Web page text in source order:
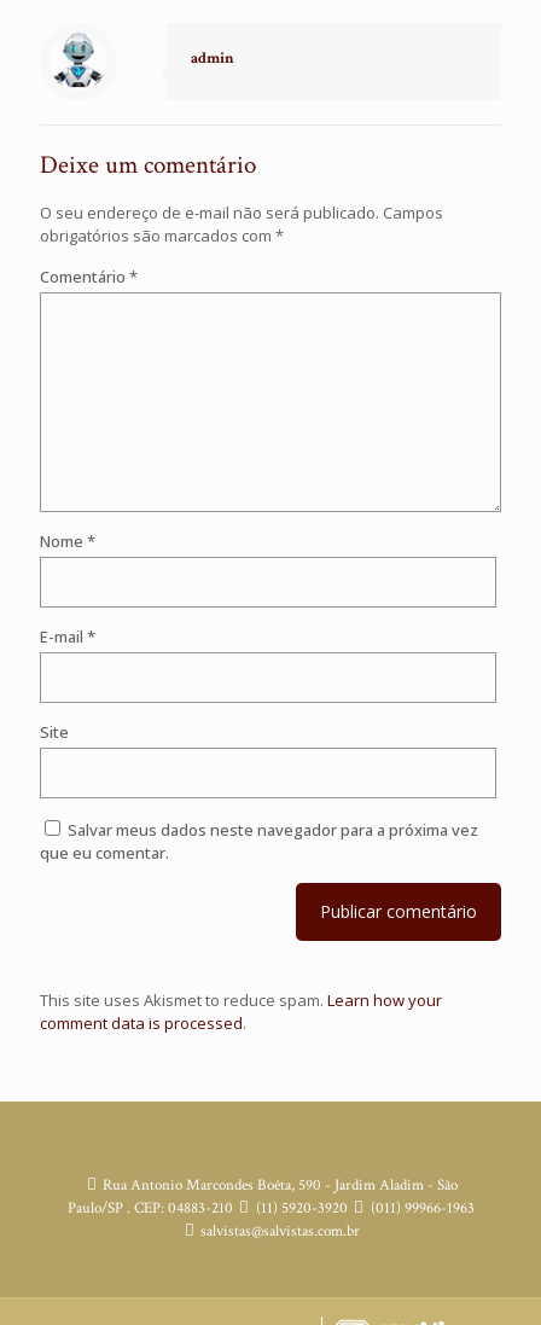
admin
Deixe um comentário
O seu endereço de e-mail não será publicado. Campos
obrigatórios são marcados com *
Comentário *
Nome *
E-mail *
Site
Salvar meus dados neste navegador para a próxima vez
que eu comentar.
This site uses Akismet to reduce spam. Learn how your
comment data is processed.
Rua Antonio Marcondes Boêta, 590 - Jardim Aladim - São
Paulo/SP . CEP: 04883-210
(11) 5920-3920
(011) 99966-1963
salvistas@salvistas.com.br